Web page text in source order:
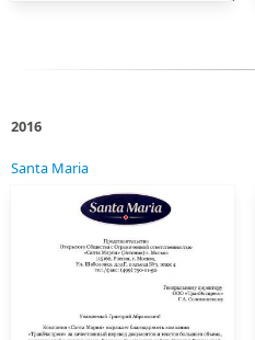
2016
Santa Maria